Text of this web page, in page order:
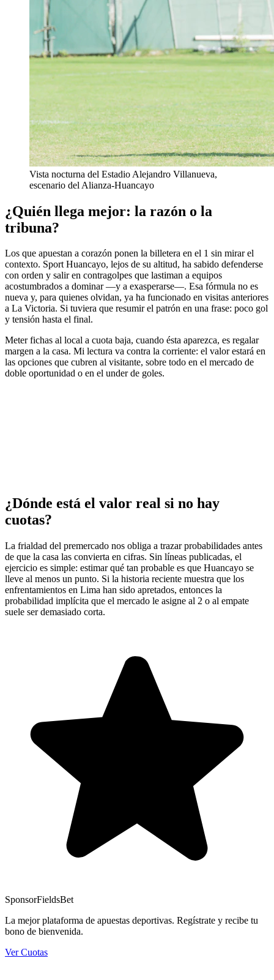
Vista nocturna del Estadio Alejandro Villanueva,
escenario del Alianza-Huancayo
¿Quién llega mejor: la razón o la
tribuna?
Los que apuestan a corazón ponen la billetera en el 1 sin mirar el
contexto. Sport Huancayo, lejos de su altitud, ha sabido defenderse
con orden y salir en contragolpes que lastiman a equipos
acostumbrados a dominar —y a exasperarse—. Esa fórmula no es
nueva y, para quienes olvidan, ya ha funcionado en visitas anteriores
a La Victoria. Si tuviera que resumir el patrón en una frase: poco gol
y tensión hasta el final.
Meter fichas al local a cuota baja, cuando ésta aparezca, es regalar
margen a la casa. Mi lectura va contra la corriente: el valor estará en
las opciones que cubren al visitante, sobre todo en el mercado de
doble oportunidad o en el under de goles.
¿Dónde está el valor real si no hay
cuotas?
La frialdad del premercado nos obliga a trazar probabilidades antes
de que la casa las convierta en cifras. Sin líneas publicadas, el
ejercicio es simple: estimar qué tan probable es que Huancayo se
lleve al menos un punto. Si la historia reciente muestra que los
enfrentamientos en Lima han sido apretados, entonces la
probabilidad implícita que el mercado le asigne al 2 o al empate
suele ser demasiado corta.
SponsorFieldsBet
La mejor plataforma de apuestas deportivas. Regístrate y recibe tu
bono de bienvenida.
Ver Cuotas